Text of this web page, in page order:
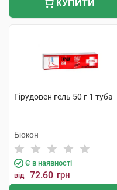
КУПИТИ
Гірудовен гель 50 г 1 туба
Біокон
Є в наявності
від 72.60 грн